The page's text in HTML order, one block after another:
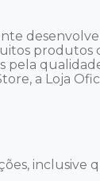
produtos
pela
a Loja
inclusive